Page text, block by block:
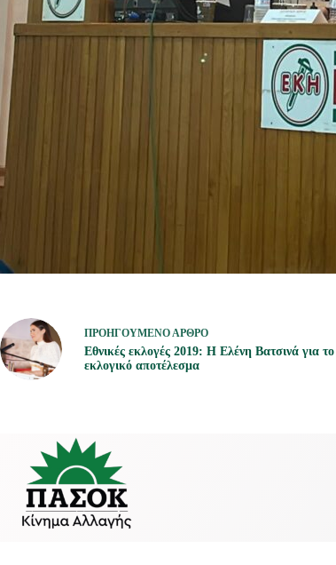
ΠΡΟΗΓΟΎΜΕΝΟΆΡΘΡΟ
Εθνικές εκλογές 2019: Η Ελένη Βατσινά για το
εκλογικό αποτέλεσμα